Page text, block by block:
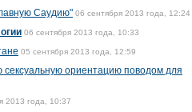
Саудию" 06 сентября 2013 года, 12:24
06 сентября 2013 года, 10:33
05 сентября 2013 года, 12:59
сексуальную ориентацию поводом для
2013 года, 10:37